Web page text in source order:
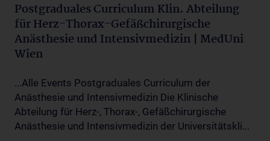
Postgraduales Curriculum Klin. Abteilung
für Herz-Thorax-Gefäßchirurgische
Anästhesie und Intensivmedizin | MedUni
Wien
...Alle Events Postgraduales Curriculum der
Anästhesie und Intensivmedizin Die Klinische
Abteilung für Herz-, Thorax-, Gefäßchirurgische
Anästhesie und Intensivmedizin der Universitätskli...